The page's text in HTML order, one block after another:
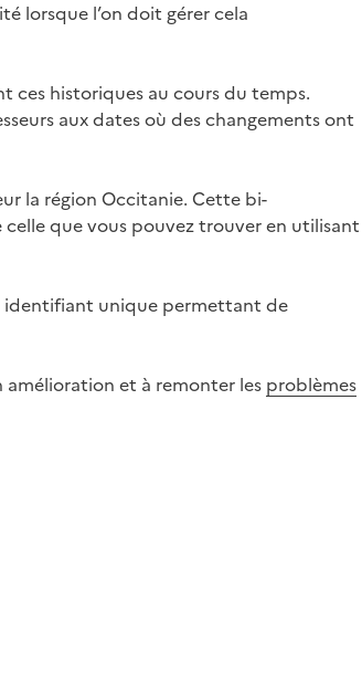
lorsque l’on doit gérer cela
ces historiques au cours du temps.
aux dates où des changements ont
la région Occitanie. Cette bi-
que vous pouvez trouver en utilisant
identifiant unique permettant de
amélioration et à remonter les problèmes